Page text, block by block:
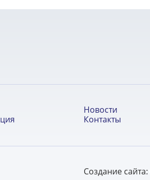
Новости
Контакты
Создание сайта: